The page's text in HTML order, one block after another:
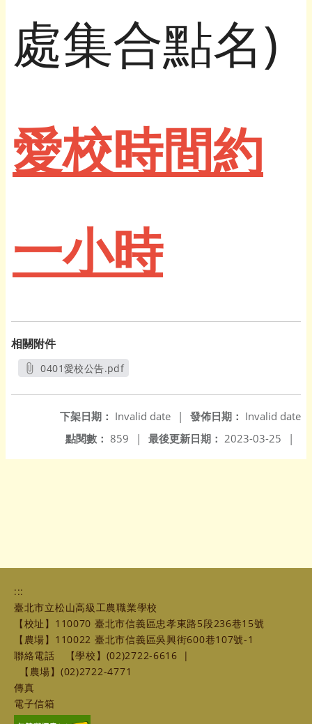
處集合點名)
愛校時間約
一小時
相關附件
0401愛校公告.pdf
發佈日期： Invalid date
下架日期： Invalid date
|
最後更新日期： 2023-03-25 |
點閱數： 859 |
:::
臺北市立松山高級工農職業學校
【校址】110070 臺北市信義區忠孝東路5段236巷15號
【農場】110022 臺北市信義區吳興街600巷107號-1
聯絡電話
【學校】(02)2722-6616
|
【農場】(02)2722-4771
傳真
電子信箱